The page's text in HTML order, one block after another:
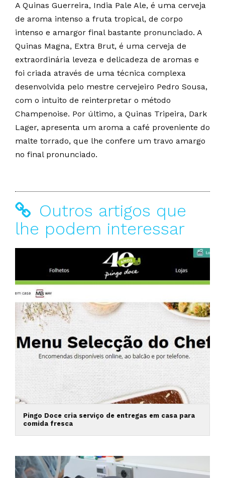
A Quinas Guerreira, India Pale Ale, é uma cerveja
de aroma intenso a fruta tropical, de corpo
intenso e amargor final bastante pronunciado. A
Quinas Magna, Extra Brut, é uma cerveja de
extraordinária leveza e delicadeza de aromas e
foi criada através de uma técnica complexa
desenvolvida pelo mestre cervejeiro Pedro Sousa,
com o intuito de reinterpretar o método
Champenoise. Por último, a Quinas Tripeira, Dark
Lager, apresenta um aroma a café proveniente do
malte torrado, que lhe confere um travo amargo
no final pronunciado.
Outros artigos que
lhe podem interessar
Pingo Doce cria serviço de entregas em casa para
comida fresca